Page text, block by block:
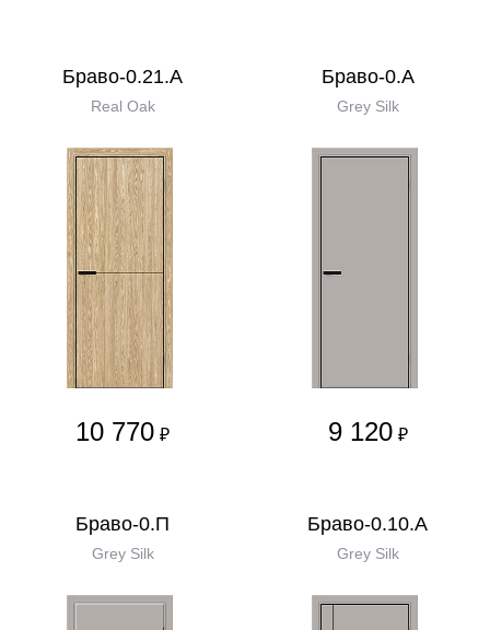
Браво-0.21.А
Real Oak
10 770 ₽
Браво-0.А
Grey Silk
9 120 ₽
Браво-0.П
Grey Silk
Браво-0.10.А
Grey Silk